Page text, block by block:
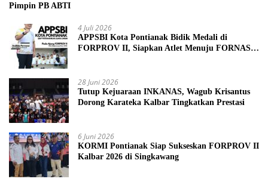
Pimpin PB ABTI
4 Juli 2026
APPSBI Kota Pontianak Bidik Medali di
FORPROV II, Siapkan Atlet Menuju FORNAS
28 Juni 2026
Tutup Kejuaraan INKANAS, Wagub Krisantus
Dorong Karateka Kalbar Tingkatkan Prestasi
6 Juni 2026
KORMI Pontianak Siap Sukseskan FORPROV II
Kalbar 2026 di Singkawang